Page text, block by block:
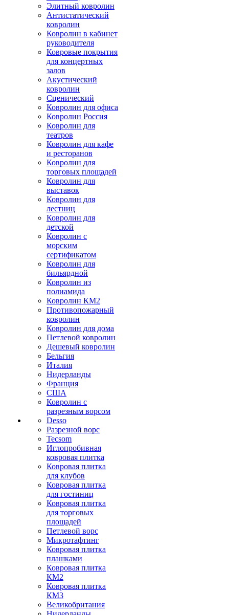
Элитный ковролин
Антистатический
ковролин
Ковролин в кабинет
руководителя
Ковровые покрытия
для концертных
залов
Акустический
ковролин
Сценический
Ковролин для офиса
Ковролин Россия
Ковролин для
театров
Ковролин для кафе
и ресторанов
Ковролин для
торговых площадей
Ковролин для
выставок
Ковролин для
лестниц
Ковролин для
детской
Ковролин с
морским
сертификатом
Ковролин для
бильярдной
Ковролин из
полиамида
Ковролин КМ2
Противопожарный
ковролин
Ковролин для дома
Петлевой ковролин
Дешевый ковролин
Бельгия
Италия
Нидерланды
Франция
США
Ковролин с
разрезным ворсом
Desso
Разрезной ворс
Tecsom
Иглопробивная
ковровая плитка
Ковровая плитка
для клубов
Ковровая плитка
для гостиниц
Ковровая плитка
для торговых
площадей
Петлевой ворс
Микротафтинг
Ковровая плитка
плашками
Ковровая плитка
КМ2
Ковровая плитка
КМ3
Великобритания